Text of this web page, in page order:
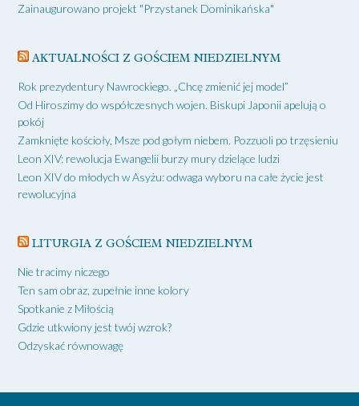
Zainaugurowano projekt "Przystanek Dominikańska"
AKTUALNOŚCI Z GOŚCIEM NIEDZIELNYM
Rok prezydentury Nawrockiego. „Chcę zmienić jej model”
Od Hiroszimy do współczesnych wojen. Biskupi Japonii apelują o
pokój
Zamknięte kościoły, Msze pod gołym niebem. Pozzuoli po trzęsieniu
Leon XIV: rewolucja Ewangelii burzy mury dzielące ludzi
Leon XIV do młodych w Asyżu: odwaga wyboru na całe życie jest
rewolucyjna
LITURGIA Z GOŚCIEM NIEDZIELNYM
Nie tracimy niczego
Ten sam obraz, zupełnie inne kolory
Spotkanie z Miłością
Gdzie utkwiony jest twój wzrok?
Odzyskać równowagę